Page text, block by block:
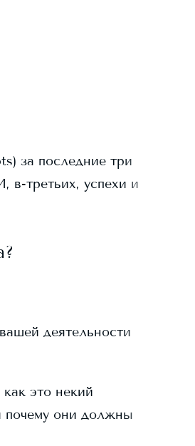
за последние три
в-третьих, успехи и
деятельности
это некий
почему они должны